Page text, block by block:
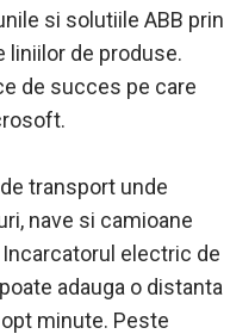
si solutiile ABB prin
liniilor de produse.
de succes pe care
transport unde
nave si camioane
electric de
adauga o distanta
minute. Peste